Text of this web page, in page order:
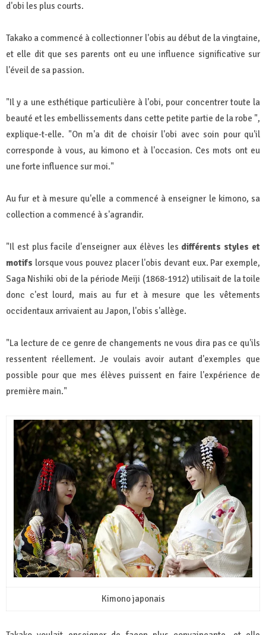
d'obi les plus courts.
Takako a commencé à collectionner l'obis au début de la vingtaine,
et elle dit que ses parents ont eu une influence significative sur
l'éveil de sa passion.
"Il y a une esthétique particulière à l'obi, pour concentrer toute la
beauté et les embellissements dans cette petite partie de la robe ",
explique-t-elle. "On m'a dit de choisir l'obi avec soin pour qu'il
corresponde à vous, au kimono et à l'occasion. Ces mots ont eu
une forte influence sur moi."
Au fur et à mesure qu'elle a commencé à enseigner le kimono, sa
collection a commencé à s'agrandir.
"Il est plus facile d'enseigner aux élèves les différents styles et
motifs lorsque vous pouvez placer l'obis devant eux. Par exemple,
Saga Nishiki obi de la période Meiji (1868-1912) utilisait de la toile
donc c'est lourd, mais au fur et à mesure que les vêtements
occidentaux arrivaient au Japon, l'obis s'allège.
"La lecture de ce genre de changements ne vous dira pas ce qu'ils
ressentent réellement. Je voulais avoir autant d'exemples que
possible pour que mes élèves puissent en faire l'expérience de
première main."
Kimono japonais